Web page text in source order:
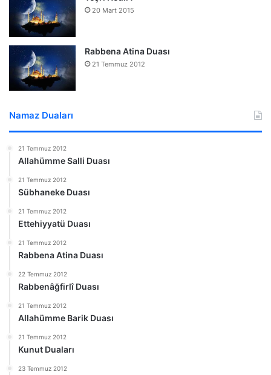
20 Mart 2015
Rabbena Atina Duası
21 Temmuz 2012
Namaz Duaları
21 Temmuz 2012
Allahümme Salli Duası
21 Temmuz 2012
Sübhaneke Duası
21 Temmuz 2012
Ettehiyyatü Duası
21 Temmuz 2012
Rabbena Atina Duası
22 Temmuz 2012
Rabbenâğfirlî Duası
21 Temmuz 2012
Allahümme Barik Duası
21 Temmuz 2012
Kunut Duaları
23 Temmuz 2012